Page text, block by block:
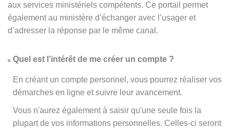
aux services ministériels compétents. Ce portail permet
également au ministère d’échanger avec l’usager et
d’adresser la réponse par le même canal.
Quel est l’intérêt de me créer un compte ?
En créant un compte personnel, vous pourrez réaliser vos
démarches en ligne et suivre leur avancement.
Vous n'aurez également à saisir qu'une seule fois la
plupart de vos informations personnelles. Celles-ci seront